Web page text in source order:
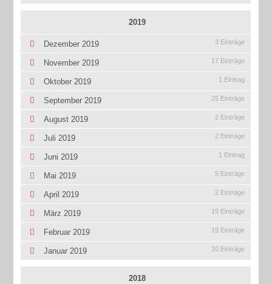
2019
Dezember 2019 3 Einträge
November 2019 17 Einträge
Oktober 2019 1 Eintrag
September 2019 25 Einträge
August 2019 2 Einträge
Juli 2019 2 Einträge
Juni 2019 1 Eintrag
Mai 2019 5 Einträge
April 2019 2 Einträge
März 2019 19 Einträge
Februar 2019 19 Einträge
Januar 2019 10 Einträge
2018